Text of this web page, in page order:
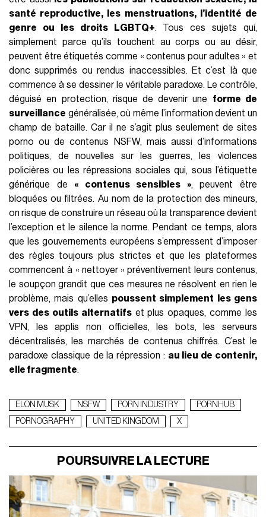
santé reproductive, les menstruations, l’identité de
genre ou les droits LGBTQ+. Tous ces sujets qui,
simplement parce qu’ils touchent au corps ou au désir,
peuvent être étiquetés comme « contenus pour adultes » et
donc supprimés ou rendus inaccessibles. Et c’est là que
commence à se dessiner le véritable paradoxe. Le contrôle,
déguisé en protection, risque de devenir une forme de
surveillance généralisée, où même l’information devient un
champ de bataille. Car il ne s’agit plus seulement de sites
porno ou de contenus NSFW, mais aussi d’informations
politiques, de nouvelles sur les guerres, les violences
policières ou les répressions sociales qui, sous l’étiquette
générique de « contenus sensibles », peuvent être
bloquées ou filtrées. Au nom de la protection des mineurs,
on risque de construire un réseau où la transparence devient
l’exception et le silence la norme. Pendant ce temps, alors
que les gouvernements européens s’empressent d’imposer
des règles toujours plus strictes et que les plateformes
commencent à « nettoyer » préventivement leurs contenus,
le soupçon grandit que ces mesures ne résolvent en rien le
problème, mais qu’elles poussent simplement les gens
vers des outils alternatifset plus opaques, comme les
VPN, les applis non officielles, les bots, les serveurs
décentralisés, les marchés de contenus chiffrés. C’est le
paradoxe classique de la répression : au lieu de contenir,
elle fragmente.
ELON MUSK NSFW PORN INDUSTRY
PORNHUB
PORNOGRAPHY
UNITED KINGDOM X
POURSUIVRE LA LECTURE